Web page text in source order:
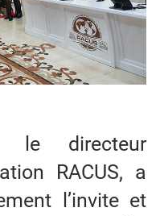
le directeur
RACUS, a
l’invite et